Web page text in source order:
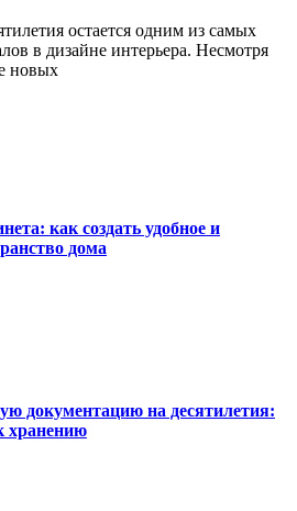
остается одним из самых
в дизайне интерьера. Несмотря
новых
как создать удобное и
дома
документацию на десятилетия:
хранению